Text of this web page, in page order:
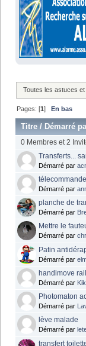
Toutes les astuces
Pages: [1]En bas
Titre /Démarré
0 Membres et 2
Transferts...
Démarré par
Démarré par
planche de
Démarré par
Mettre le
Démarré par
Patin
Démarré par
handimove
Démarré par
Photomaton
Démarré par
lève malade
Démarré par
transfert